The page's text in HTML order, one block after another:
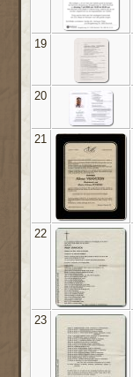
19
20
21
22
23